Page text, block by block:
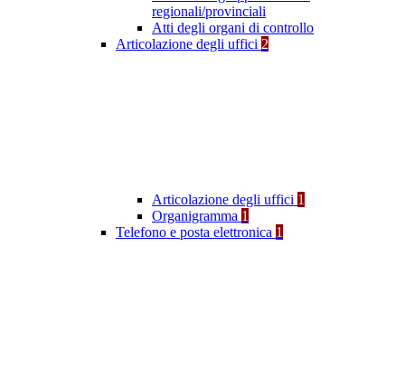
regionali/provinciali
Atti degli organi di controllo
Articolazione degli uffici 2
Articolazione degli uffici 1
Organigramma 1
Telefono e posta elettronica 1